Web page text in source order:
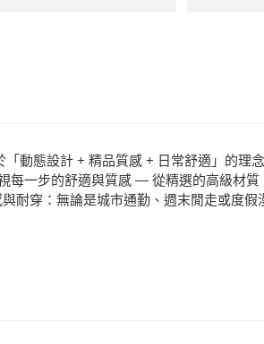
動態設計 + 精品質感 + 日常舒適」的理
每一步的舒適與質感 — 從精選的高級材
耐穿：無論是城市通勤、週末閒走或度假